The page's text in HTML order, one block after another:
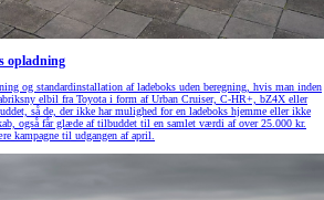
opladning
og standardinstallation af ladeboks uden beregning, hvis man inden
elbil fra Toyota i form af Urban Cruiser, C-HR+, bZ4X eller
så de, der ikke har mulighed for en ladeboks hjemme eller ikke
også får glæde af tilbuddet til en samlet værdi af over 25.000 kr.
kampagne til udgangen af april.